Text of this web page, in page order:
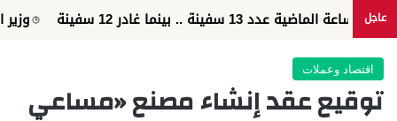
عاجل وزير الطيران: مشروع مبني
اقتصاد وعملات
توقيع عقد إنشاء مصنع «مساعي